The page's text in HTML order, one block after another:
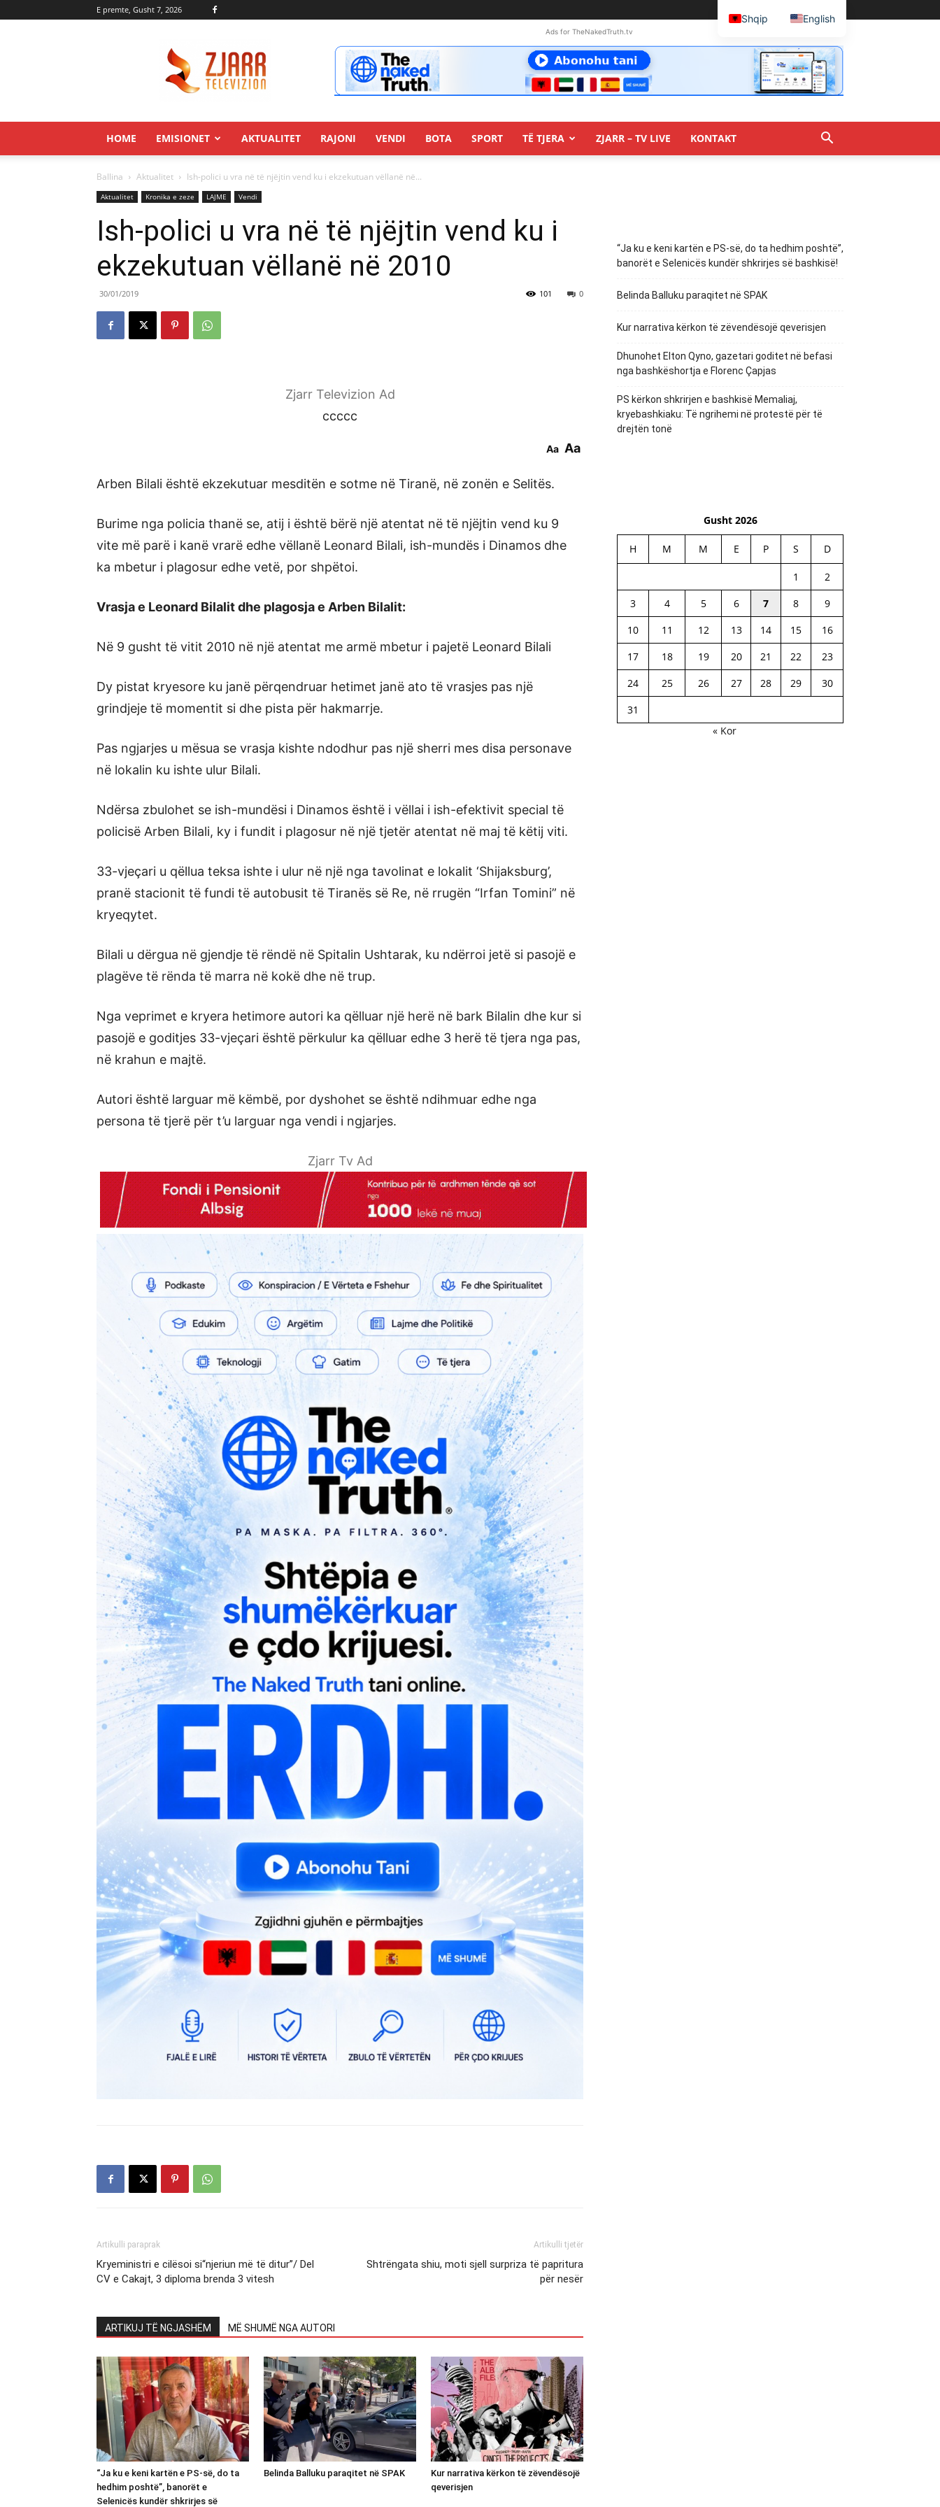
E premte, Gusht 7, 2026
Ads for TheNakedTruth.tv
HOME EMISIONET AKTUALITET RAJONI VENDI BOTA SPORT TË TJERA ZJARR – TV LIVE KONTAKT
Ballina Aktualitet Ish-polici u vra në të njëjtin vend ku i ekzekutuan vëllanë në...
Aktualitet Kronika e zeze LAJME Vendi
Ish-polici u vra në të njëjtin vend ku i
ekzekutuan vëllanë në 2010
30/01/2019 0
101
Zjarr Televizion Ad
ccccc
Aa Aa
Arben Bilali është ekzekutuar mesditën e sotme në Tiranë, në zonën e Selitës.
Burime nga policia thanë se, atij i është bërë një atentat në të njëjtin vend ku 9
vite më parë i kanë vrarë edhe vëllanë Leonard Bilali, ish-mundës i Dinamos dhe
ka mbetur i plagosur edhe vetë, por shpëtoi.
Vrasja e Leonard Bilalit dhe plagosja e Arben Bilalit:
Në 9 gusht të vitit 2010 në një atentat me armë mbetur i pajetë Leonard Bilali
Dy pistat kryesore ku janë përqendruar hetimet janë ato të vrasjes pas një
grindjeje të momentit si dhe pista për hakmarrje.
Pas ngjarjes u mësua se vrasja kishte ndodhur pas një sherri mes disa personave
në lokalin ku ishte ulur Bilali.
Ndërsa zbulohet se ish-mundësi i Dinamos është i vëllai i ish-efektivit special të
policisë Arben Bilali, ky i fundit i plagosur në një tjetër atentat në maj të këtij viti.
33-vjeçari u qëllua teksa ishte i ulur në një nga tavolinat e lokalit ‘Shijaksburg’,
pranë stacionit të fundi të autobusit të Tiranës së Re, në rrugën “Irfan Tomini” në
kryeqytet.
Bilali u dërgua në gjendje të rëndë në Spitalin Ushtarak, ku ndërroi jetë si pasojë e
plagëve të rënda të marra në kokë dhe në trup.
Nga veprimet e kryera hetimore autori ka qëlluar një herë në bark Bilalin dhe kur si
pasojë e goditjes 33-vjeçari është përkulur ka qëlluar edhe 3 herë të tjera nga pas,
në krahun e majtë.
Autori është larguar më këmbë, por dyshohet se është ndihmuar edhe nga
persona të tjerë për t’u larguar nga vendi i ngjarjes.
Zjarr Tv Ad
Artikulli paraprak
Kryeministri e cilësoi si“njeriun më të ditur”/ Del
CV e Cakajt, 3 diploma brenda 3 vitesh
Artikulli tjetër
Shtrëngata shiu, moti sjell surpriza të papritura
për nesër
ARTIKUJ TË NGJASHËM MË SHUMË NGA AUTORI
“Ja ku e keni kartën e PS-së, do ta
hedhim poshtë”, banorët e
Selenicës kundër shkrirjes së
Belinda Balluku paraqitet në SPAK
Kur narrativa kërkon të zëvendësojë
qeverisjen
“Ja ku e keni kartën e PS-së, do ta hedhim poshtë”,
banorët e Selenicës kundër shkrirjes së bashkisë!
Belinda Balluku paraqitet në SPAK
Kur narrativa kërkon të zëvendësojë qeverisjen
Dhunohet Elton Qyno, gazetari goditet në befasi
nga bashkëshortja e Florenc Çapjas
PS kërkon shkrirjen e bashkisë Memaliaj,
kryebashkiaku: Të ngrihemi në protestë për të
drejtën tonë
Gusht 2026
H M M E P S D
1
2
3
4 5 6 7 8
9
10
11 12 13 14 15
16
17
18 19 20 21 22
23
24
25 26 27 28 29
30
31
« Kor
Shqip English